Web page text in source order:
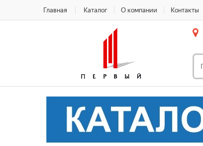
Главная Каталог О компании Контакты